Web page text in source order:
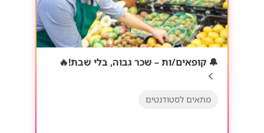
🔔 קופאים/ות – שכר גבוה, בלי שבת!🔥
מתאים לסטודנטים